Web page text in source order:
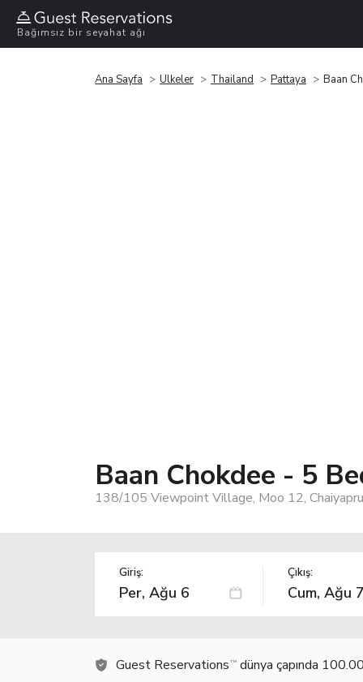
Bağımsız bir seyahat ağı
Ana Sayfa Ülkeler Thailand Pattaya Baan
Baan Chokdee - 5
138/105 Viewpoint Village, Moo 12,
Giriş: Çıkış:
Guest Reservations TM dünya çapında